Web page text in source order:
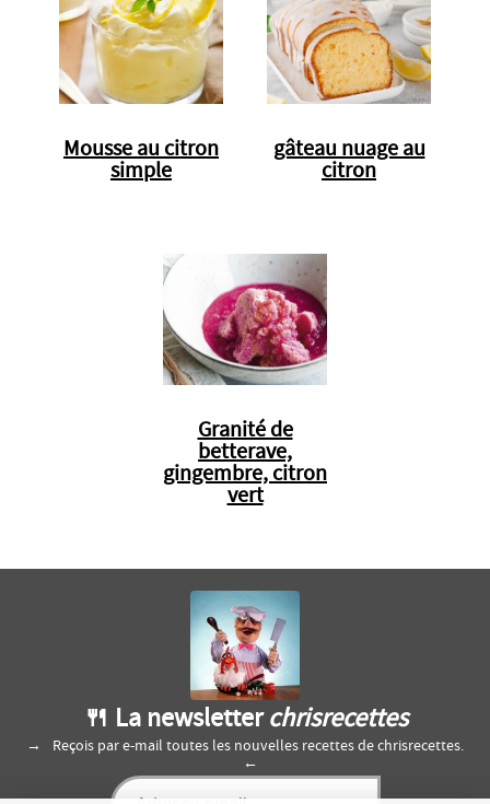
Mousse au citron
simple
gâteau nuage au
citron
Granité de
betterave,
gingembre, citron
vert
🍴 La newsletter chrisrecettes
Reçois par e-mail toutes les nouvelles recettes de chrisrecettes.